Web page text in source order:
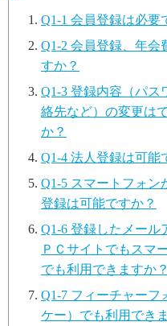
Q1-1 会員登録は必要
Q1-2 会員登録、年会
すか？
Q1-3 登録内容（パス
絡先など）の変更は
か？
Q1-4 法人登録は可能
Q1-5 スマートフォン
登録は可能ですか？
Q1-6 登録したメール
ＰＣサイトでもスマ
でも利用できますか？
Q1-7 フィーチャーフ
ケー）でも利用でき